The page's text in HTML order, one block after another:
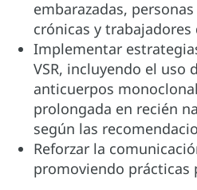
embarazadas,
crónicas y trabajadores
Implementar
VSR, incluyendo el uso
anticuerpos
prolongada en recién
según las
Reforzar la
promoviendo prácticas